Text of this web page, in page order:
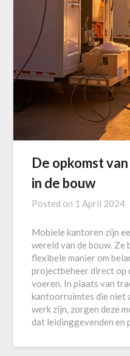
De opkomst
in de bouw
Posted on 1 April 2024
Mobiele kantoren zijn
wereld van de bouw. Ze
flexibele manier om
projectbeheer direct op
voeren. In plaats van
kantoorruimtes die niet
werk zijn, zorgen deze
dat leidinggevenden en